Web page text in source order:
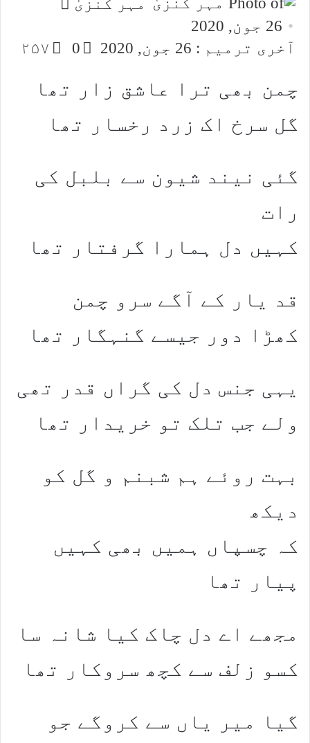
مہر کنزیٰ
26 جون, 2020
آخری ترمیم : 26 جون, 2020
0 ۲۵۷
چمن بھی ترا عاشق زار تھا
گل سرخ اک زرد رخسار تھا
گئی نیند شیون سے بلبل کی
رات
کہیں دل ہمارا گرفتار تھا
قد یار کے آگے سرو چمن
کھڑا دور جیسے گنہگار تھا
یہی جنس دل کی گراں قدر تھی
ولے جب تلک تو خریدار تھا
بہت روئے ہم شبنم و گل کو
دیکھ
کہ چسپاں ہمیں بھی کہیں
پیار تھا
مجھے اے دل چاک کیا شانہ سا
کسو زلف سے کچھ سروکار تھا
گیا میر یاں سے کروگے جو